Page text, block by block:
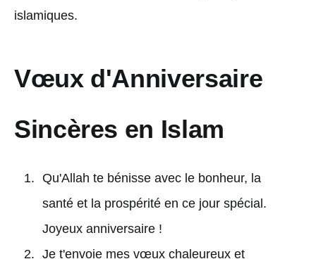
islamiques.
Vœux d'Anniversaire
Sincères en Islam
Qu'Allah te bénisse avec le bonheur, la
santé et la prospérité en ce jour spécial.
Joyeux anniversaire !
Je t'envoie mes vœux chaleureux et